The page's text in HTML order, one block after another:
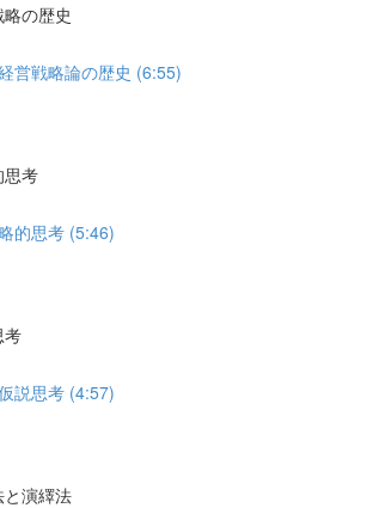
の歴史
営戦略論の歴史 (6:55)
考
的思考 (5:46)
説思考 (4:57)
演繹法